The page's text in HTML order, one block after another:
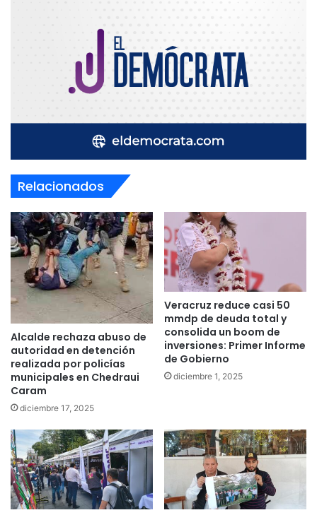
Relacionados
Alcalde rechaza abuso de
autoridad en detención
realizada por policías
municipales en Chedraui
Caram
diciembre 17, 2025
Veracruz reduce casi 50
mmdp de deuda total y
consolida un boom de
inversiones: Primer Informe
de Gobierno
diciembre 1, 2025